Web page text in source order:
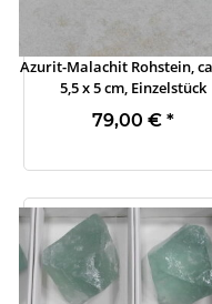
Azurit-Malachit Rohstein,
5,5 x 5 cm, Einzelstück
79,00 € *